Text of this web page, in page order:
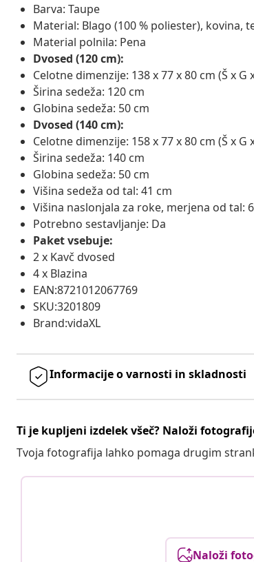
Barva: Taupe
Material: Blago (100 % poliester), kovina,
Material polnila: Pena
Dvosed (120 cm):
Celotne dimenzije: 138 x 77 x 80 cm (Š x G
Širina sedeža: 120 cm
Globina sedeža: 50 cm
Dvosed (140 cm):
Celotne dimenzije: 158 x 77 x 80 cm (Š x G
Širina sedeža: 140 cm
Globina sedeža: 50 cm
Višina sedeža od tal: 41 cm
Višina naslonjala za roke, merjena od tal:
Potrebno sestavljanje: Da
Paket vsebuje:
2 x Kavč dvosed
4 x Blazina
EAN:8721012067769
SKU:3201809
Brand:vidaXL
Informacije o varnosti in skladnosti
Ti je kupljeni izdelek všeč? Naloži
Tvoja fotografija lahko pomaga drugim
Naloži